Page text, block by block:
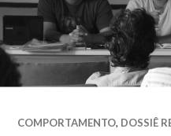
COMPORTAMENTO, DOSSIÊ